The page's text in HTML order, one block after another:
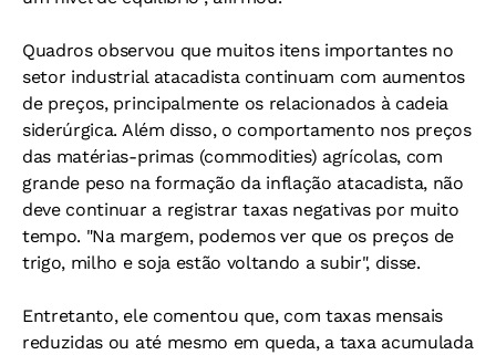
Quadros observou que muitos itens importantes no
setor industrial atacadista continuam com aumentos
de preços, principalmente os relacionados à cadeia
siderúrgica. Além disso, o comportamento nos preços
das matérias-primas (commodities) agrícolas, com
grande peso na formação da inflação atacadista, não
deve continuar a registrar taxas negativas por muito
tempo. "Na margem, podemos ver que os preços de
trigo, milho e soja estão voltando a subir", disse.
Entretanto, ele comentou que, com taxas mensais
reduzidas ou até mesmo em queda, a taxa acumulada